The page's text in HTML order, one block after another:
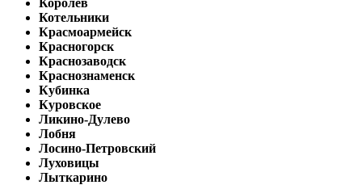
Котельники
Красмоармейск
Красногорск
Краснозаводск
Краснознаменск
Кубинка
Куровское
Ликино-Дулево
Лобня
Лосино-Петровский
Луховицы
Лыткарино